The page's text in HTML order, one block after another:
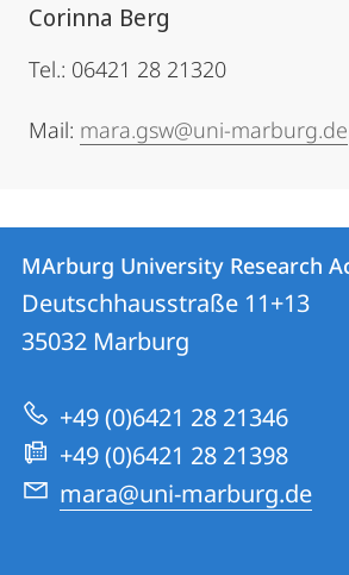
Corinna Berg
Tel.: 06421 28 21320
Mail: mara.gsw@uni-marburg.de
Contact
Contact
details
MArburg
University
Research
Academy
MArburg University Research
Deutschhausstraße 11+13
35032 Marburg
+49 (0)6421 28 21346
+49 (0)6421 28 21398
mara@uni-marburg.de